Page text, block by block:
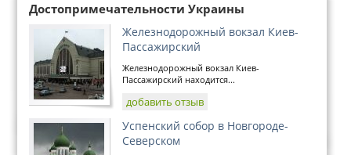
Достопримечательности Украины
Железнодорожный вокзал Киев-
Пассажирский
Железнодорожный вокзал Киев-
Пассажирский находится...
добавить отзыв
Успенский собор в Новгороде-
Северском